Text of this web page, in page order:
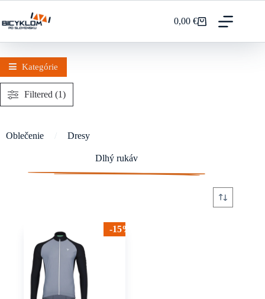
obsah
Nákupný
0,00€
Oblečenie Dresy
Dlhý rukáv
-15%
Kategórie
Filtered (1)